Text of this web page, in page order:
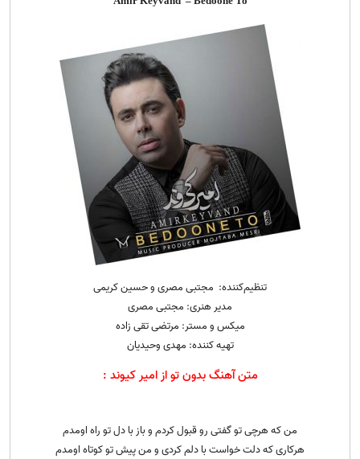
تنظیم‌کننده: مجتبی مصری و حسین کریمی
مدیر هنری: مجتبی مصری
میکس و مستر: مرتضی تقی زاده
تهیه‌ کننده: مهدی وحیدیان
متن آهنگ بدون تو از امیر کیوند :
من که هرچی تو گفتی رو قبول کردم و باز با دل تو راه اومدم
هرکاری که دلت خواست با دلم کردی و من پیش تو کوتاه اومدم